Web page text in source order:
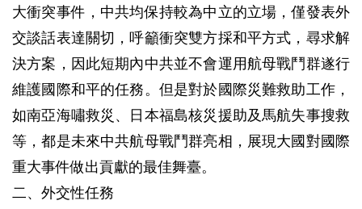
大衝突事件，中共均保持較為中立的立場，僅發表外
交談話表達關切，呼籲衝突雙方採和平方式，尋求解
決方案，因此短期內中共並不會運用航母戰鬥群遂行
維護國際和平的任務。但是對於國際災難救助工作，
如南亞海嘯救災、日本福島核災援助及馬航失事搜救
等，都是未來中共航母戰鬥群亮相，展現大國對國際
重大事件做出貢獻的最佳舞臺。
二、外交性任務